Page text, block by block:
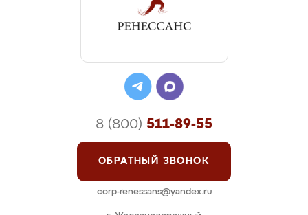
8 (800) 511-89-55
ОБРАТНЫЙ ЗВОНОК
corp-renessans@yandex.ru